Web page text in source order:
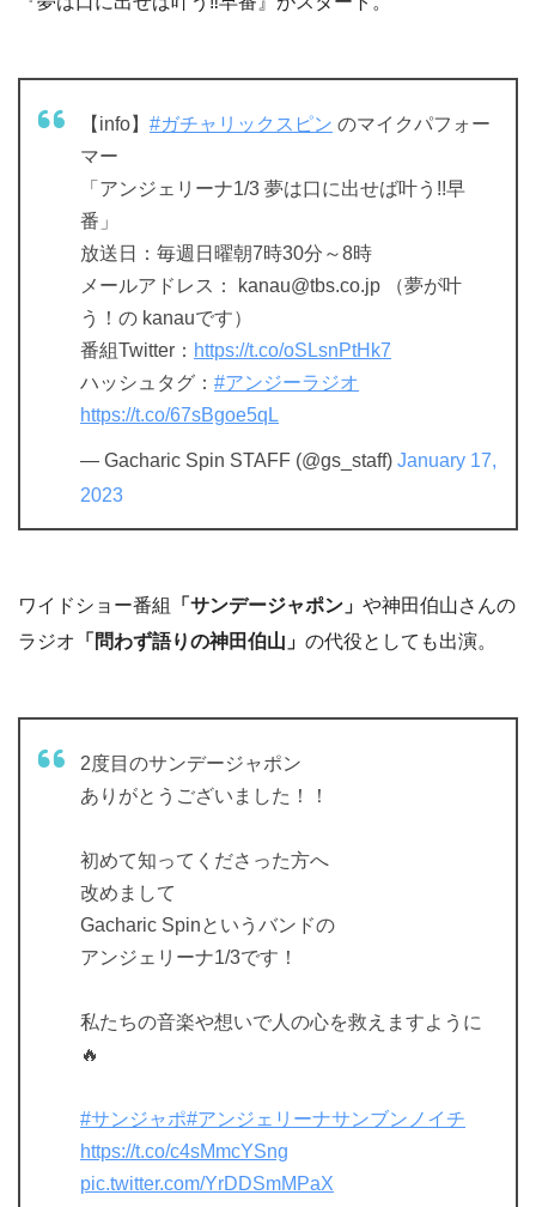
【info】 #ガチャリックスピン のマイクパフォー
マー
「アンジェリーナ1/3 夢は口に出せば叶う!!早
番」
放送日：毎週日曜朝7時30分～8時
メールアドレス：
kanau@tbs.co.jp （夢が叶
う！の kanauです）
番組Twitter： https://t.co/oSLsnPtHk7
ハッシュタグ： #アンジーラジオ
https://t.co/67sBgoe5qL
— Gacharic Spin STAFF (@gs_staff) January 17,
2023
ワイドショー番組 「サンデージャポン」 や神田伯山さんの
ラジオ 「問わず語りの神田伯山」 の代役としても出演。
2度目のサンデージャポン
ありがとうございました！！
初めて知ってくださった方へ
改めまして
Gacharic Spinというバンドの
アンジェリーナ1/3です！
私たちの音楽や想いで人の心を救えますように
🔥
#サンジャポ#アンジェリーナサンブンノイチ
https://t.co/c4sMmcYSng
pic.twitter.com/YrDDSmMPaX